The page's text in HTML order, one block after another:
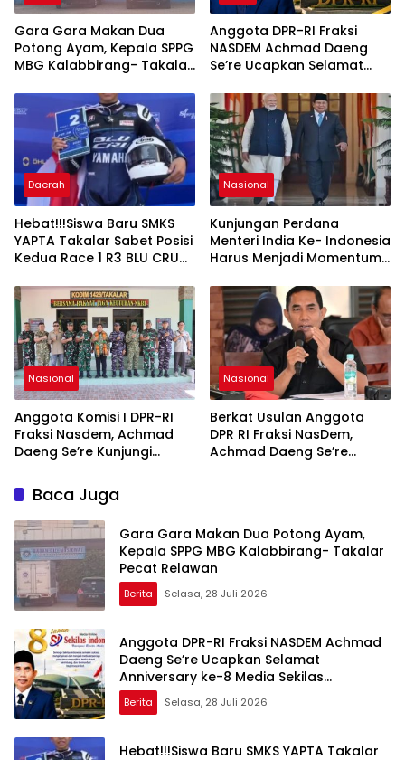
Gara Gara Makan Dua
Potong Ayam, Kepala SPPG
MBG Kalabbirang- Takalar
Anggota DPR-RI Fraksi
NASDEM Achmad Daeng
Se’re Ucapkan Selamat
Sekilas Indonesia, Apresiasi
Peran Pers dalam
Membangun Bangsa
Daerah
Hebat!!!Siswa Baru SMKS
YAPTA Takalar Sabet Posisi
Kedua Race 1 R3 BLU CRU
Nasional
Kunjungan Perdana
Menteri India Ke- Indonesia
Harus Menjadi Momentum
Toleransi, Dan
Perlindungan Hak
Kelompok Minoritas
Nasional
Anggota Komisi I DPR-RI
Fraksi Nasdem, Achmad
Daeng Se’re Kunjungi
Pembangunan dan Serap
Aspirasi Prajurit
Nasional
Berkat Usulan Anggota
DPR RI Fraksi NasDem,
Achmad Daeng Se’re
Baca Juga
Gara Gara Makan Dua Potong Ayam,
Kepala SPPG MBG Kalabbirang- Takalar
Pecat Relawan
Berita Selasa, 28 Juli 2026
Anggota DPR-RI Fraksi NASDEM Achmad
Daeng Se’re Ucapkan Selamat
Anniversary ke-8 Media Sekilas
Indonesia, Apresiasi Peran Pers dalam
Membangun Bangsa
Berita Selasa, 28 Juli 2026
Hebat!!!Siswa Baru SMKS YAPTA Takalar